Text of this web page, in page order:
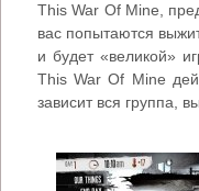
This War Of Mine,
вас попытаются
и будет «великой»
This War Of Mine
зависит вся группа,